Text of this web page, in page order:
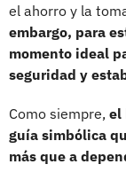
el ahorro y la
embargo, para
momento ideal
seguridad y
Como siempre, el
guía simbólica
más que a